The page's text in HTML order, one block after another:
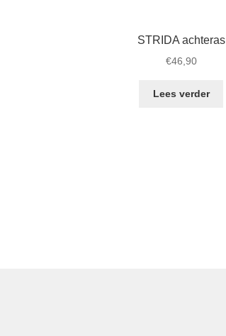
STRIDA achteras
€46,90
Lees verder